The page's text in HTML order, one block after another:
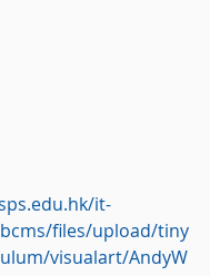
it-
files/upload/tiny
visualart/AndyW